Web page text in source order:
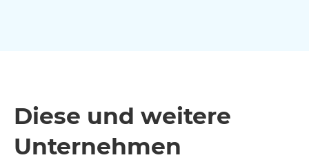
Diese und weitere
Unternehmen